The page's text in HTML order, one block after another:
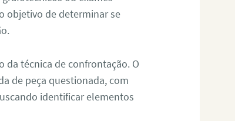
objetivo de determinar se
da técnica de confrontação. O
de peça questionada, com
identificar elementos